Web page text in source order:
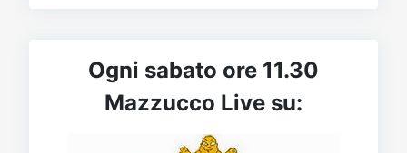
Ogni sabato ore 11.30
Mazzucco Live su: